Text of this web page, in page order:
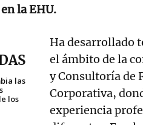
la EHU.
las
los
Ha desarrollado
el ámbito de la
y Consultoría de
Corporativa,
experiencia